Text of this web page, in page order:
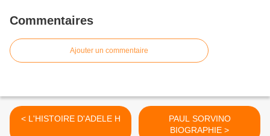
Commentaires
Ajouter un commentaire
< L'HISTOIRE D'ADELE H
PAUL SORVINO
BIOGRAPHIE >